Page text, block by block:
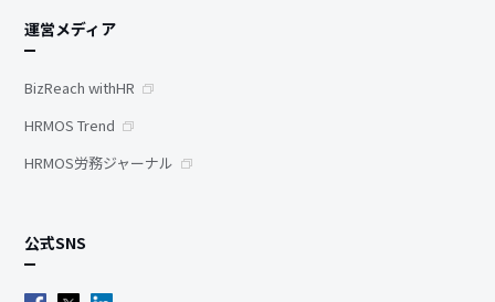
運営メディア
BizReach withHR
HRMOS Trend
HRMOS労務ジャーナル
公式SNS